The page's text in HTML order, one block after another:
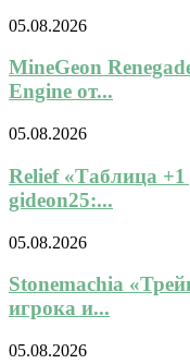
05.08.2026
MineGeon
Engine от...
05.08.2026
Relief «Таблица
gideon25:...
05.08.2026
Stonemachia
игрока и...
05.08.2026